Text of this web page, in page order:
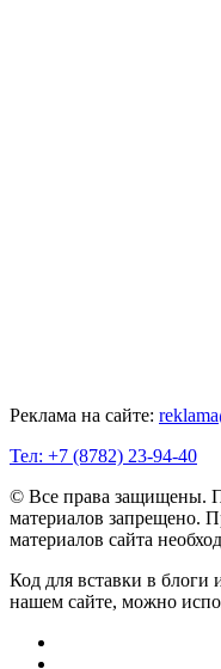
Реклама на сайте:
Тел: +7 (8782) 23‑94‑40
© Все права защищены.
материалов запрещено.
материалов сайта
Код для вставки в блоги
нашем сайте, можно